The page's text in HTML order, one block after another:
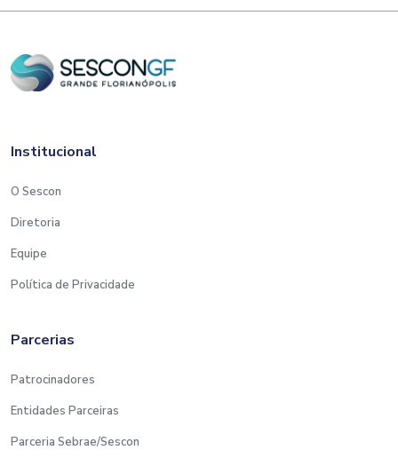
Institucional
O Sescon
Diretoria
Equipe
Política de Privacidade
Parcerias
Patrocinadores
Entidades Parceiras
Parceria Sebrae/Sescon